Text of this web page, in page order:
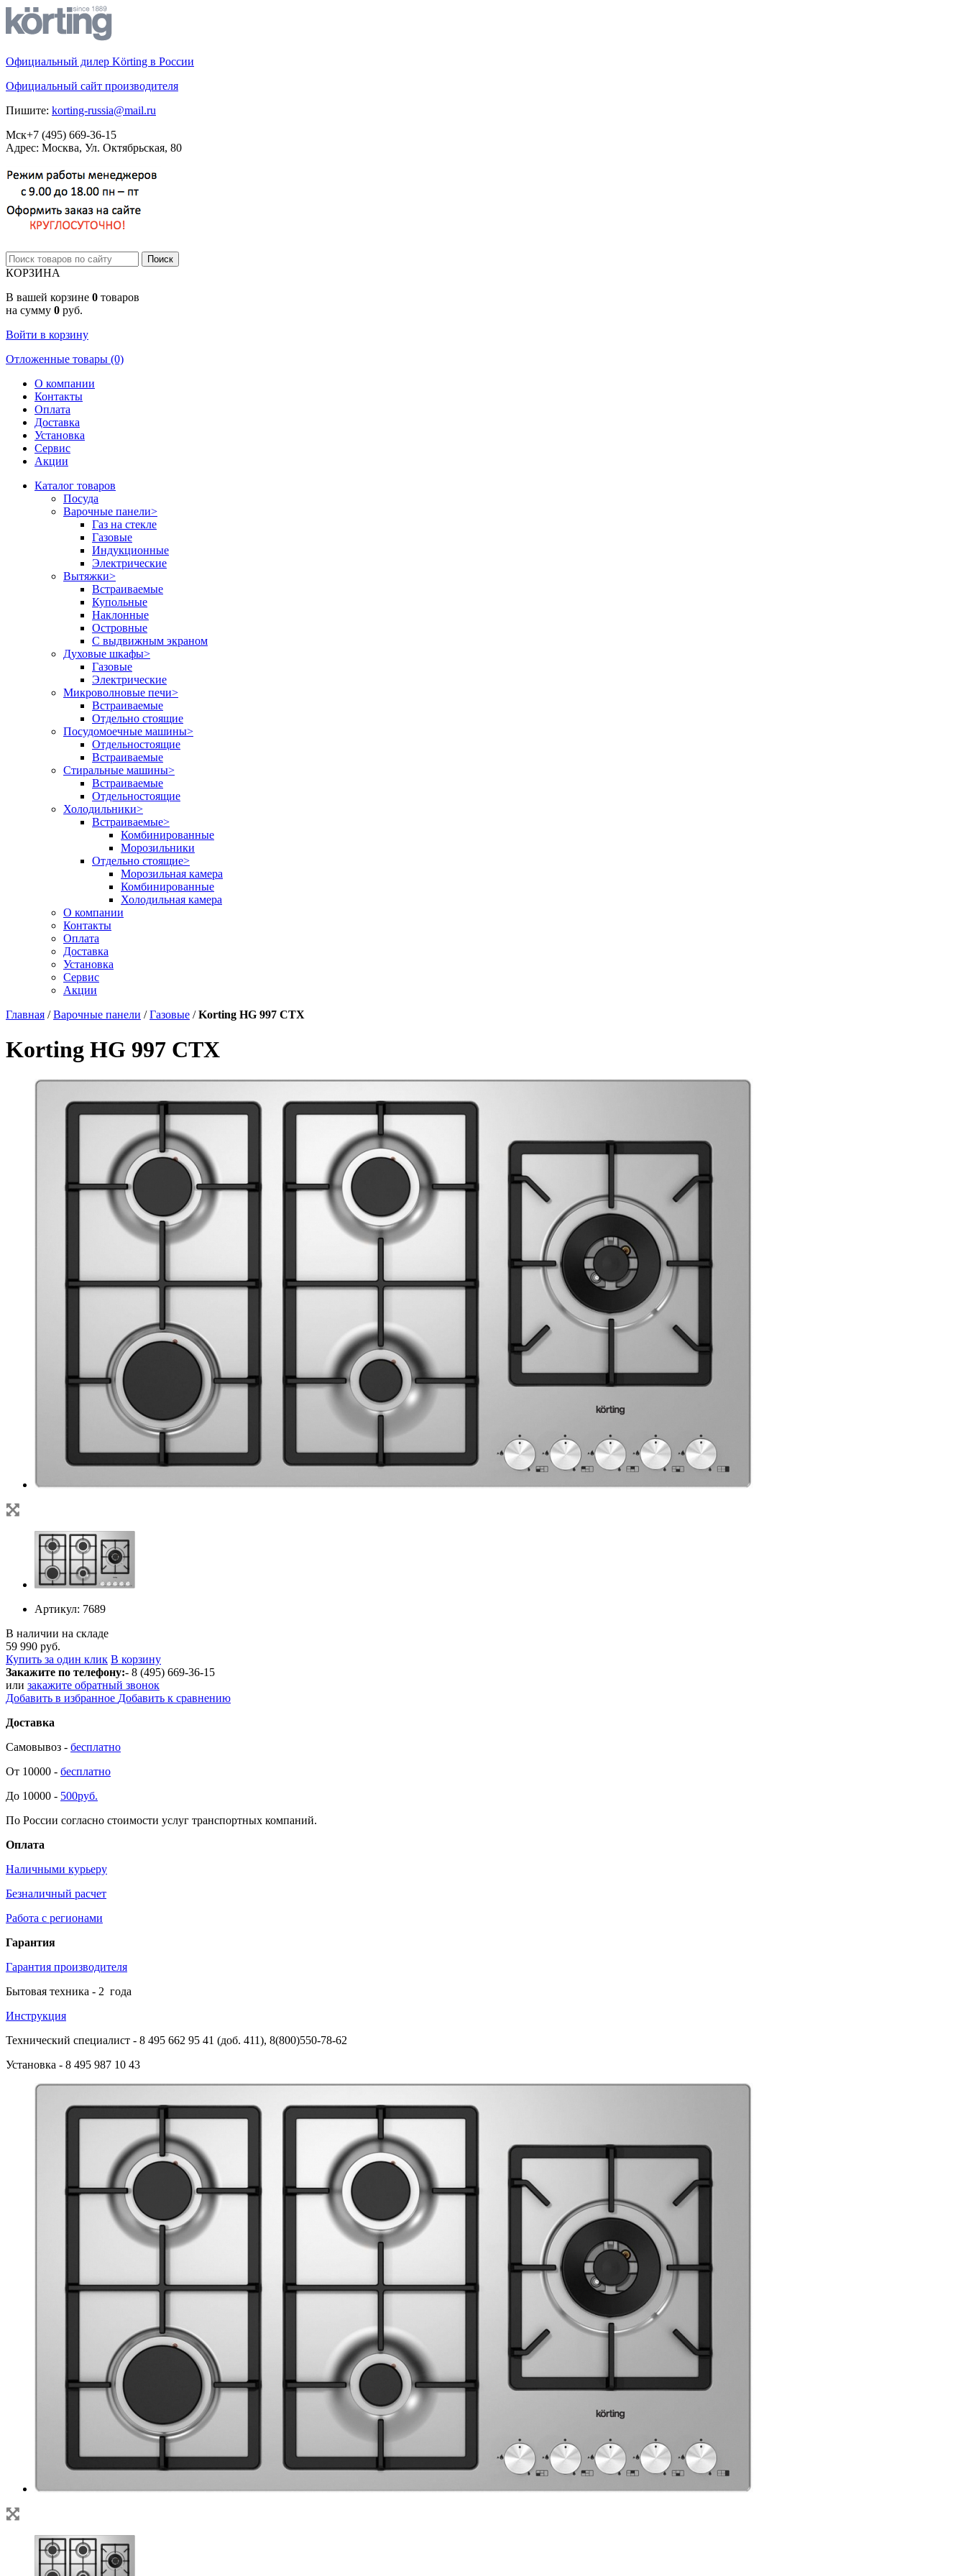
Официальный дилер Körting в России
Официальный сайт производителя
Пишите: korting-russia@mail.ru
Мск+7 (495) 669-36-15
Адрес: Москва, Ул. Октябрьская, 80
КОРЗИНА
В вашей корзине 0 товаров
на сумму 0 руб.
Войти в корзину
Отложенные товары (0)
О компании
Контакты
Оплата
Доставка
Установка
Сервис
Акции
Каталог товаров
Посуда
Варочные панели>
Газ на стекле
Газовые
Индукционные
Электрические
Вытяжки>
Встраиваемые
Купольные
Наклонные
Островные
С выдвижным экраном
Духовые шкафы>
Газовые
Электрические
Микроволновые печи>
Встраиваемые
Отдельно стоящие
Посудомоечные машины>
Отдельностоящие
Встраиваемые
Стиральные машины>
Встраиваемые
Отдельностоящие
Холодильники>
Встраиваемые>
Комбинированные
Морозильники
Отдельно стоящие>
Морозильная камера
Комбинированные
Холодильная камера
О компании
Контакты
Оплата
Доставка
Установка
Сервис
Акции
Главная /Варочные панели /Газовые /Korting HG 997 CTX
Korting HG 997 CTX
Артикул: 7689
В наличии на складе
59 990 руб.
Купить за один клик В корзину
Закажите по телефону:- 8 (495) 669-36-15
или закажите обратный звонок
Добавить в избранное Добавить к сравнению
Доставка
Самовывоз - бесплатно
От 10000 - бесплатно
До 10000 - 500руб.
По России согласно стоимости услуг транспортных компаний.
Оплата
Наличными курьеру
Безналичный расчет
Работа с регионами
Гарантия
Гарантия производителя
Бытовая техника - 2 года
Инструкция
Технический специалист - 8 495 662 95 41 (доб. 411), 8(800)550-78-62
Установка - 8 495 987 10 43